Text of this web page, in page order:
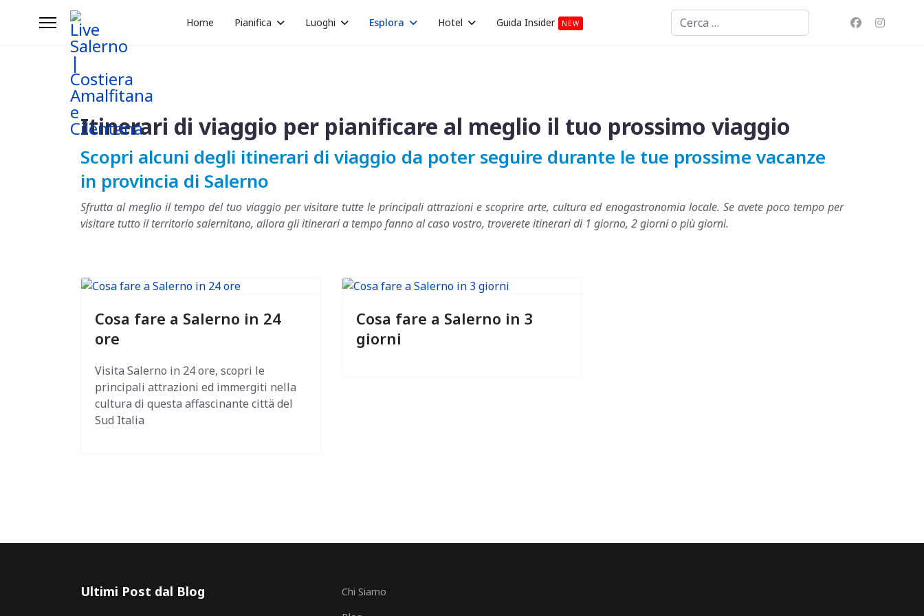
Home Pianifica Luoghi Esplora Hotel Guida Insider NEW Cerca
Itinerari di viaggio per pianificare al meglio il tuo prossimo viaggio
Scopri alcuni degli itinerari di viaggio da poter seguire durante le tue prossime vacanze
in provincia di Salerno
Sfrutta al meglio il tempo del tuo viaggio per visitare tutte le principali attrazioni e scoprire arte, cultura ed enogastronomia locale. Se avete poco tempo per
visitare tutto il territorio salernitano, allora gli itinerari a tempo fanno al caso vostro, troverete itinerari di 1 giorno, 2 giorni o più giorni.
Cosa fare a Salerno in 24
ore
Visita Salerno in 24 ore, scopri le
principali attrazioni ed immergiti nella
cultura di questa affascinante cittä del
Sud Italia
Cosa fare a Salerno in 3
giorni
Ultimi Post dal Blog
Chi Siamo